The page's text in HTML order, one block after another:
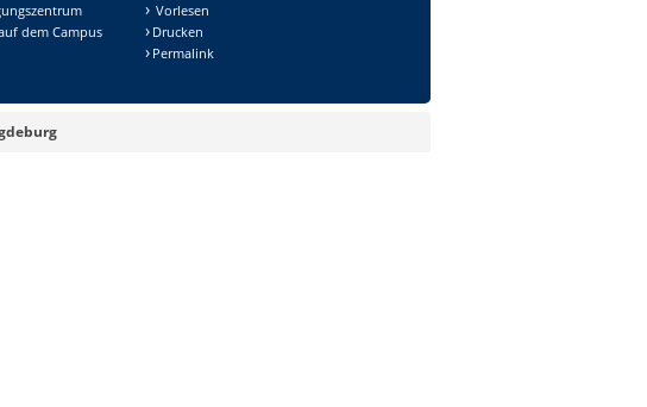
dem Campus
Vorlesen
Drucken
Permalink